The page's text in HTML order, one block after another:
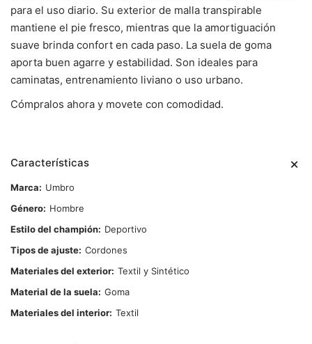
para el uso diario. Su exterior de malla transpirable
mantiene el pie fresco, mientras que la amortiguación
suave brinda confort en cada paso. La suela de goma
aporta buen agarre y estabilidad. Son ideales para
caminatas, entrenamiento liviano o uso urbano.
Cómpralos ahora y movete con comodidad.
Características
Marca
Umbro
Género
Hombre
Estilo del champión
Deportivo
Tipos de ajuste Cordones
Materiales del exterior Textil y Sintético
Material de la suela
Goma
Materiales del interior Textil